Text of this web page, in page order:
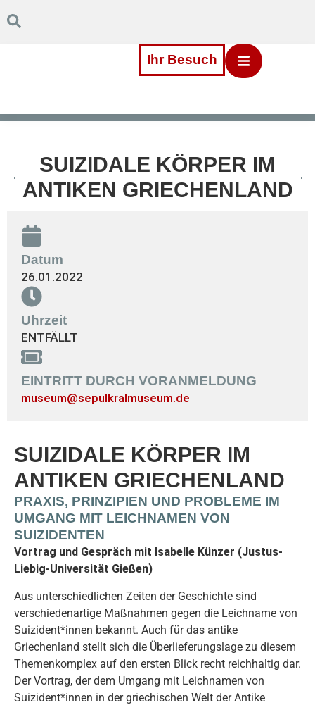
Inhalt
zum
Ihr Besuch
SUIZIDALE KÖRPER IM
ANTIKEN GRIECHENLAND
Datum
26.01.2022
Uhrzeit
ENTFÄLLT
EINTRITT DURCH VORANMELDUNG
museum@sepulkralmuseum.de
SUIZIDALE KÖRPER IM
ANTIKEN GRIECHENLAND
PRAXIS, PRINZIPIEN UND PROBLEME IM
UMGANG MIT LEICHNAMEN VON
SUIZIDENTEN
Vortrag und Gespräch mit Isabelle Künzer (Justus-
Liebig-Universität Gießen)
Aus unterschiedlichen Zeiten der Geschichte sind
verschiedenartige Maßnahmen gegen die Leichname von
Suizident*innen bekannt. Auch für das antike
Griechenland stellt sich die Überlieferungslage zu diesem
Themenkomplex auf den ersten Blick recht reichhaltig dar.
Der Vortrag, der dem Umgang mit Leichnamen von
Suizident*innen in der griechischen Welt der Antike